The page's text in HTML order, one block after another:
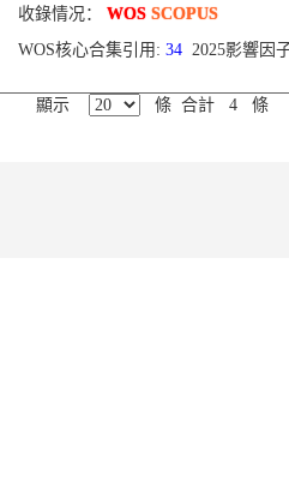
收錄情况： WOS SCOPUS
WOS核心合集引用: 34 2025影響因
顯示 條 合計 4 條